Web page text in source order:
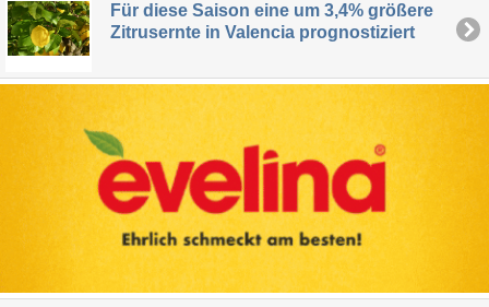
Für diese Saison eine um 3,4% größere
Zitrusernte in Valencia prognostiziert